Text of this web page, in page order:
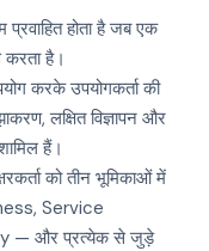
होता है जब एक
करता है।
करके उपयोगकर्ता की
लक्षित विज्ञापन और
हैं।
को तीन भूमिकाओं में
Service
— और प्रत्येक से जुड़े